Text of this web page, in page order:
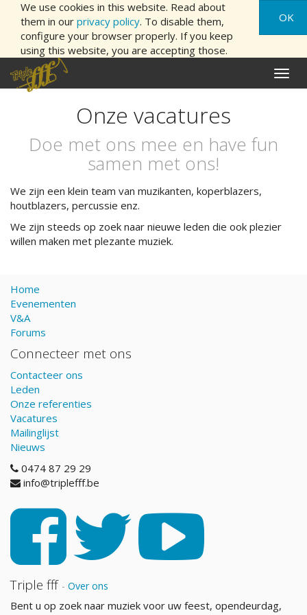
We use cookies in this website. Read about
them in our privacy policy. To disable them,
configure your browser properly. If you keep
using this website, you are accepting those.
OK
aan/
Onze vacatures
Doe met ons mee en have fun
samen met ons!
We zijn een klein team van muzikanten, koperblazers,
houtblazers, percussie enz.
We zijn steeds op zoek naar nieuwe leden die ook plezier
willen maken met plezante muziek.
Home
Evenementen
V&A
Forums
Connecteer met ons
Contacteer ons
Leden
Onze referenties
Vacatures
Mailinglijst
Nieuws
0474 87 29 29
info@triplefff.be
Triple fff - Over ons
Bent u op zoek naar muziek voor uw feest, opendeurdag,